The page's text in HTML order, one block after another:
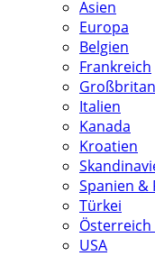
Asien
Europa
Belgien
Frankreich
Italien
Kanada
Kroatien
Spanien &
Türkei
Österreich
USA